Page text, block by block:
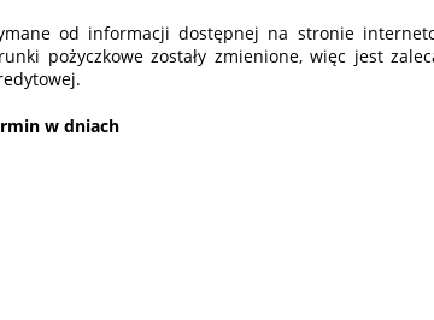
od informacji dostępnej na stronie
pożyczkowe zostały zmienione, więc jest
w dniach